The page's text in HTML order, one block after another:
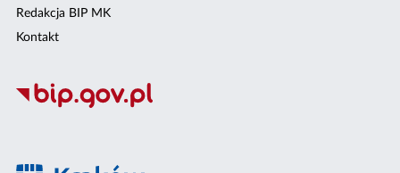
Redakcja BIP MK
Kontakt